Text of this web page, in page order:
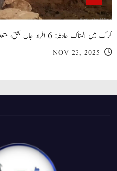
کرک میں المناک حادثہ: 6 افراد جاں بحق، متعدد زخمی
NOV 23, 2025